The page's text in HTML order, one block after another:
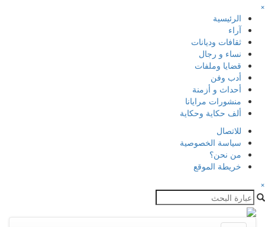
×
الرئيسية
آراء
ثقافات وديانات
نساء و رجال
قضايا وملفات
أدب وفن
أحداث و أزمنة
منشورات مرايانا
ألف حكاية وحكاية
للاتصال
سياسة الخصوصية
من نحن؟
خريطة الموقع
×